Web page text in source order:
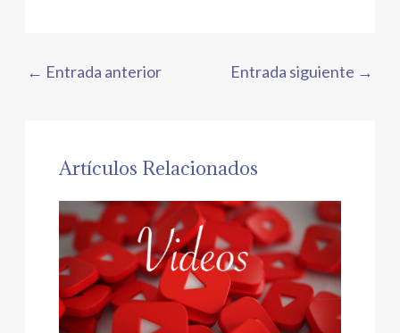
← Entrada anterior Entrada siguiente →
Artículos Relacionados